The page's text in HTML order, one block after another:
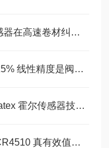
4–20mA 模拟量输出边缘检测传感器在高速卷材纠偏中的应用方案
多圈电位式角度传感器：为何 0.25% 线性精度是阀门定位闭环的关键
JAQUET DSF 1210.00 SHV Ex-atex 霍尔传感器技术解析
谐波畸变工况下精准测压方案：CR4510 真有效值单相电压变送器技术解析